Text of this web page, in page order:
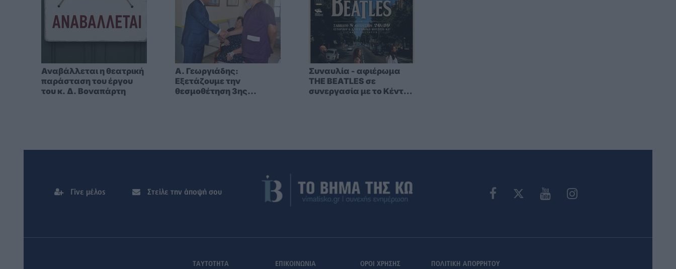
Αναβάλλεται η θεατρική
παράσταση του έργου
του κ. Δ. Βοναπάρτη
A. Γεωργιάδης:
Eξετάζουμε την
θεσμοθέτηση 3ης
Συναυλία - αφιέρωμα
THE BEATLES σε
συνεργασία με το Κέντρο
Γίνε μέλος Στείλε την άποψή σου
ΤΑΥΤΟΤΗΤΑ ΕΠΙΚΟΙΝΩΝΙΑ ΟΡΟΙ ΧΡΗΣΗΣ ΠΟΛΙΤΙΚΗ ΑΠΟΡΡΗΤΟΥ